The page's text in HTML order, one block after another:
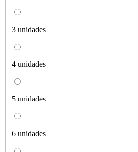
3 unidades
4 unidades
5 unidades
6 unidades